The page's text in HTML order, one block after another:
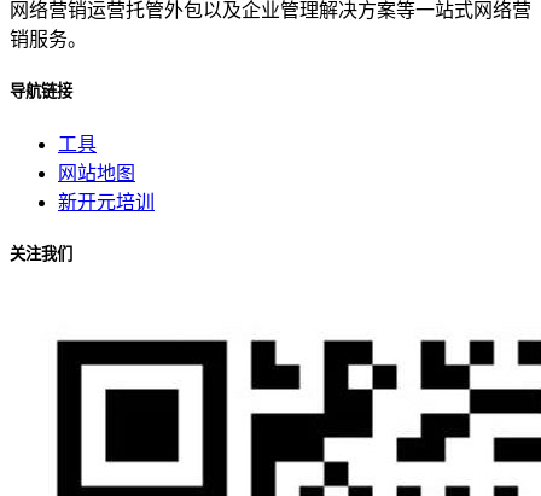
网络营销运营托管外包以及企业管理解决方案等一站式网络营
销服务。
导航链接
工具
网站地图
新开元培训
关注我们